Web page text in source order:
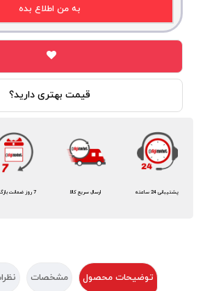
به من اطلاع بده
قیمت بهتری دارید؟
7 روز ضمانت بازگشت ارسال سریع کالا پشتیبانی 24 ساعته
توضیحات محصول مشخصات